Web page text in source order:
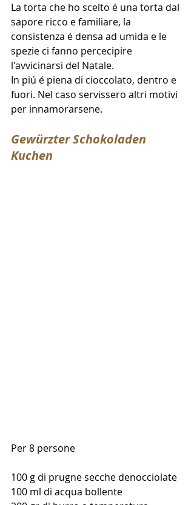
La torta che ho scelto é una torta dal
sapore ricco e familiare, la
consistenza é densa ad umida e le
spezie ci fanno percecipire
l'avvicinarsi del Natale.
In piú é piena di cioccolato, dentro e
fuori. Nel caso servissero altri motivi
per innamorarsene.
Gewürzter Schokoladen
Kuchen
Per 8 persone
100 g di prugne secche denocciolate
100 ml di acqua bollente